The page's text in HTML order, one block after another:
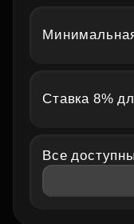
Ставка 8%
Все